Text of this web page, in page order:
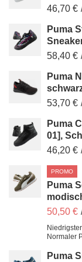
46,70 €
Puma
58,40 €
Puma
53,70 €
Puma
01],
46,20 €
PROMO
Puma
50,50 €
Normaler
Puma